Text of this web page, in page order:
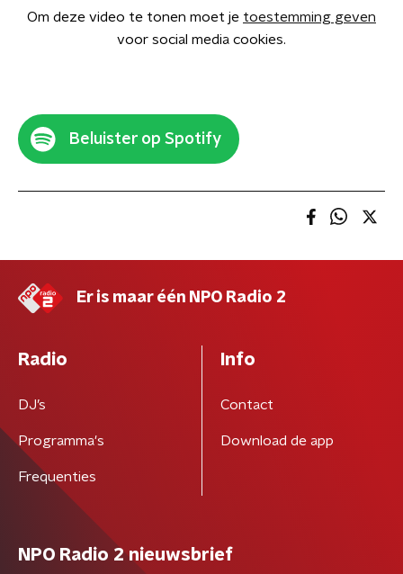
Om deze video te tonen moet je toestemming geven
voor social media cookies.
Beluister op Spotify
Er is maar één NPO Radio 2
Radio
DJ’s
Programma's
Frequenties
Info
Contact
Download de app
NPO Radio 2 nieuwsbrief